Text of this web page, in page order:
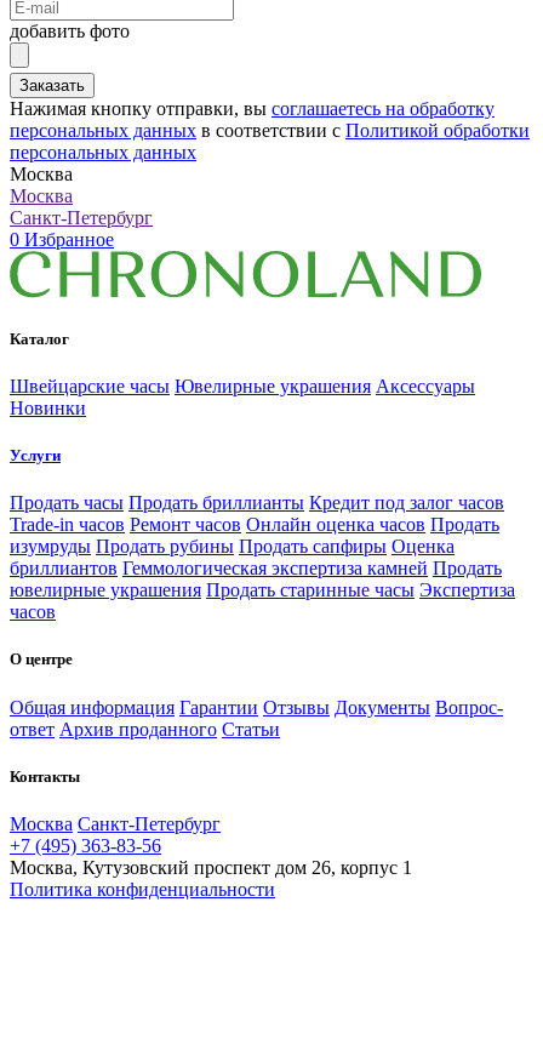
добавить фото
Заказать
Нажимая кнопку отправки, вы соглашаетесь на обработку
персональных данных в соответствии с Политикой обработки
персональных данных
Москва
Москва
Санкт-Петербург
0 Избранное
Каталог
Швейцарские часы Ювелирные украшения Аксессуары
Новинки
Услуги
Продать часы Продать бриллианты Кредит под залог часов
Trade-in часов Ремонт часов Онлайн оценка часов Продать
изумруды Продать рубины Продать сапфиры Оценка
бриллиантов Геммологическая экспертиза камней Продать
ювелирные украшения Продать старинные часы Экспертиза
часов
О центре
Общая информация Гарантии Отзывы Документы Вопрос-
ответ Архив проданного Статьи
Контакты
Москва Санкт-Петербург
+7 (495) 363-83-56
Москва, Кутузовский проспект дом 26, корпус 1
Политика конфиденциальности